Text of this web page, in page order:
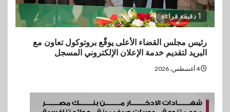
1 دقيقة قراءة
رئيس مجلس القضاء الأعلى يوقّع بروتوكول تعاون مع
البريد لتقديم خدمة الإعلان الإلكتروني المسجل
4 أغسطس، 2026